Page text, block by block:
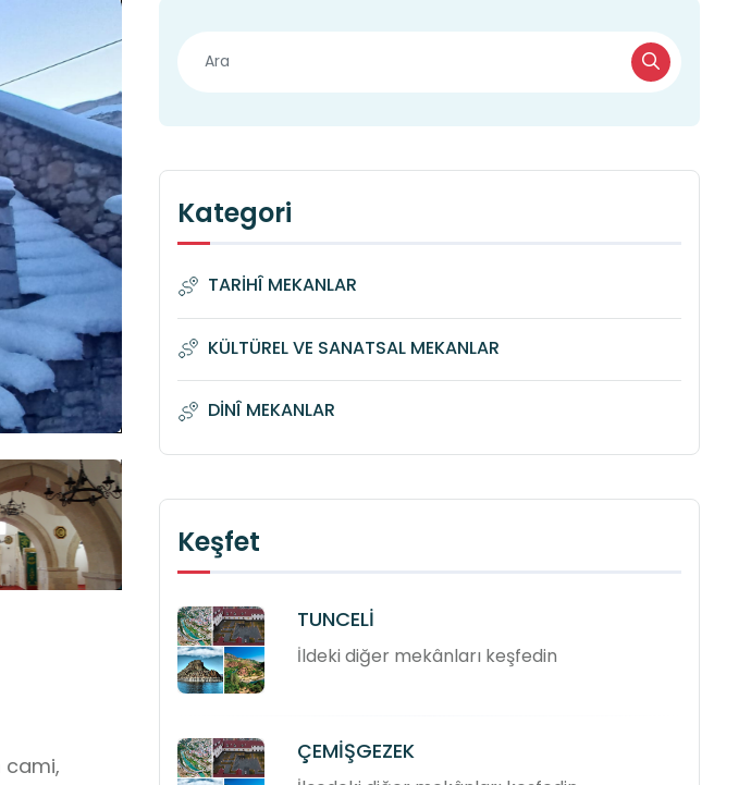
cami,
Kategori
TARİHÎ MEKANLAR
KÜLTÜREL VE SANATSAL MEKANLAR
DİNÎ MEKANLAR
Keşfet
TUNCELİ
İldeki diğer mekânları keşfedin
ÇEMİŞGEZEK